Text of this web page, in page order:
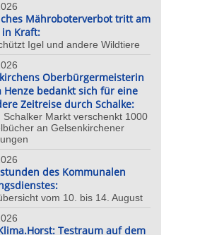
Mähroboterverbot tritt am
in Kraft:
Igel und andere Wildtiere
Oberbürgermeisterin
Henze bedankt sich für eine
Zeitreise durch Schalke:
Schalker Markt verschenkt 1000
an Gelsenkirchener
des Kommunalen
vom 10. bis 14. August
Testraum auf dem